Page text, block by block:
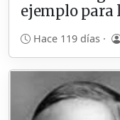
ejemplo para
Hace 119 días ·